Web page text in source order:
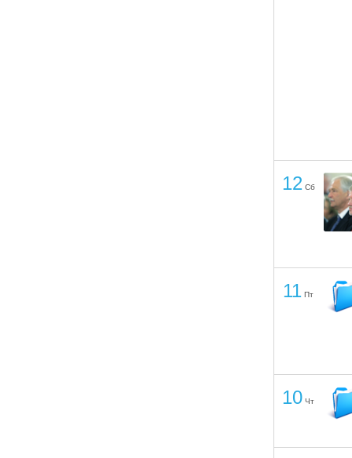
12 Сб
11 Пт
10 Чт